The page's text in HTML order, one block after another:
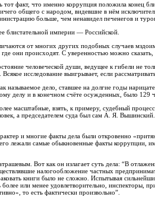
факт, что именно коррупция положила конец
общего с народом, видевшие в нём
больше, чем ненавидел печенегов и
блистательной империи — Российской.
от многих других подобных случаев
они происходят. С уверенностью можно сказать,
человеческой души, ведущее к гибели не
исследование выигрывает, если
называемое дело, ставшее на долгие годы
делу и в конечном счёте осужденных, было 129
масштабные, взять, к примеру, судебный
а председателем суда был сам А. Я.
и многие факты дела были откровенно
лежали самые обыкновенные факты коррупции,
Вот как он излагает суть дела: “В
налогообложение частных
книги было не сложно. Испытывая
или менее удовлетворительно, инспекторы,
то есть фактически произвольно”.